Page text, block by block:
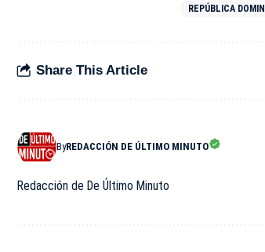
REPÚBLICA
Share This Article
ByREDACCIÓN DE ÚLTIMO MINUTO
Redacción de De Último Minuto